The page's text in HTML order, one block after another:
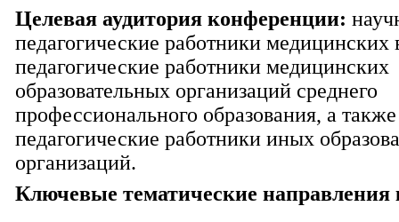
Целевая аудитория конференции:
педагогические работники
педагогические работники медицинских
образовательных организаций среднего
профессионального образования, а также
педагогические работники иных
организаций.
Ключевые тематические